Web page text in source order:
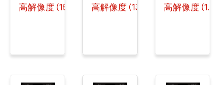
高解像度 (151 KB)
高解像度 (137 KB)
高解像度 (1.2